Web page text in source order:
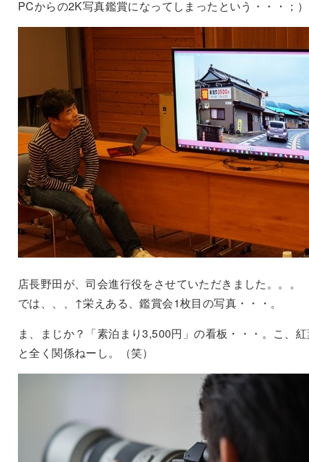
PCからの2K写真鑑賞になってしまったという・・・；）
店長野田が、司会進行役をさせていただきました。。。
では、、、↑栄えある、鑑賞会1枚目の写真・・・。
ま、まじか？「素泊まり3,500円」の看板・・・。こ、
と全く関係ねーし。（笑）